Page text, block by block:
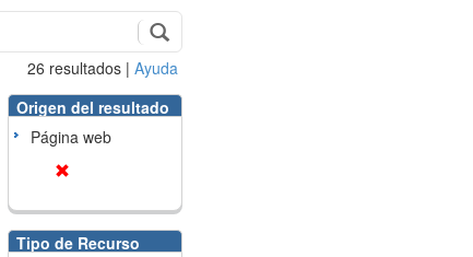
26 resultados | Ayuda
Origen del resultado
Página web
Tipo de Recurso